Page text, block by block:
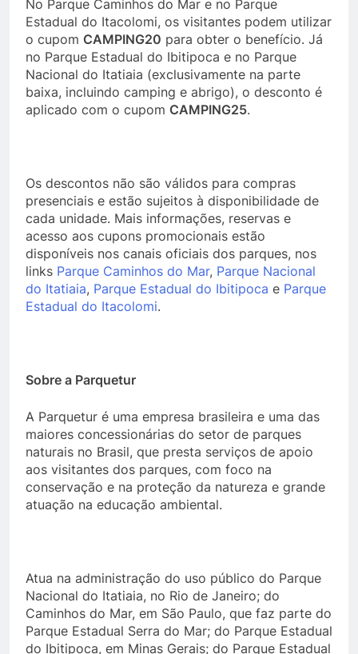
No Parque Caminhos do Mar e no Parque
Estadual do Itacolomi, os visitantes podem utilizar
o cupom CAMPING20 para obter o benefício. Já
no Parque Estadual do Ibitipoca e no Parque
Nacional do Itatiaia (exclusivamente na parte
baixa, incluindo camping e abrigo), o desconto é
aplicado com o cupom CAMPING25.
Os descontos não são válidos para compras
presenciais e estão sujeitos à disponibilidade de
cada unidade. Mais informações, reservas e
acesso aos cupons promocionais estão
disponíveis nos canais oficiais dos parques, nos
links Parque Caminhos do Mar, Parque Nacional
do Itatiaia, Parque Estadual do Ibitipoca e Parque
Estadual do Itacolomi.
Sobre a Parquetur
A Parquetur é uma empresa brasileira e uma das
maiores concessionárias do setor de parques
naturais no Brasil, que presta serviços de apoio
aos visitantes dos parques, com foco na
conservação e na proteção da natureza e grande
atuação na educação ambiental.
Atua na administração do uso público do Parque
Nacional do Itatiaia, no Rio de Janeiro; do
Caminhos do Mar, em São Paulo, que faz parte do
Parque Estadual Serra do Mar; do Parque Estadual
do Ibitipoca, em Minas Gerais; do Parque Estadual